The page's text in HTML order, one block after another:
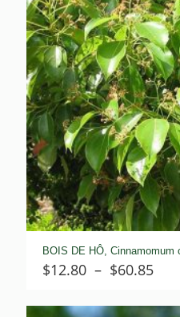
BOIS DE HÔ, Cinnamomum
$12.80 – $60.85Plage